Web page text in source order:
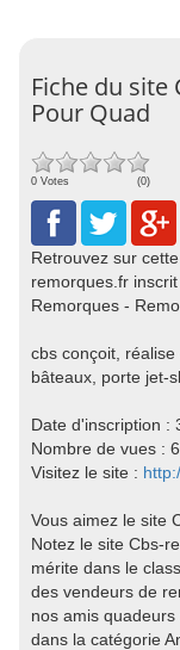
Fiche du site
Pour Quad
0 Votes (0)
Retrouvez sur
remorques.fr
Remorques -
cbs conçoit,
bâteaux, porte jet-
Date d'inscription :
Nombre de vues :
Visitez le site :
Vous aimez le site
Notez le site Cbs-
mérite dans le
des vendeurs de
nos amis
dans la catégorie